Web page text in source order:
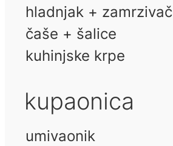
hladnjak + zamrzivač
čaše + šalice
kuhinjske krpe
kupaonica
umivaonik